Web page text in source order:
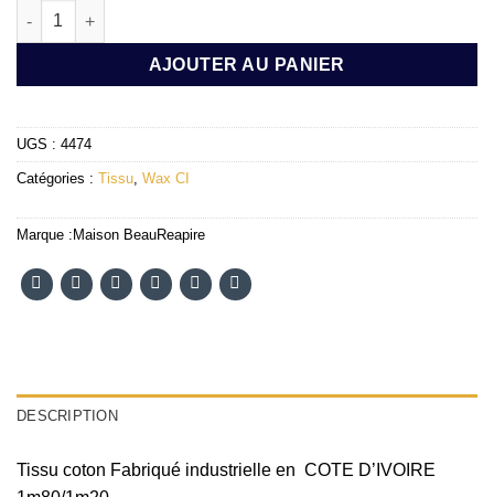
quantité de TISSU WAX LOMANI 1M20/1M80
AJOUTER AU PANIER
UGS : 4474
Catégories : Tissu Wax CI
Marque : Maison BeauReapire
DESCRIPTION
Tissu coton Fabriqué industrielle en COTE D’IVOIRE